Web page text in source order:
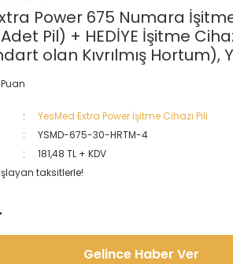
Power 675 Numara
Pil) + HEDİYE İşitme
olan Kıvrılmış Hortum),
YesMed Extra Power İşitme Cihazı Pili
YSMD-675-30-HRTM-4
181,48 TL + KDV
taksitlerle!
Gelince Haber Ver